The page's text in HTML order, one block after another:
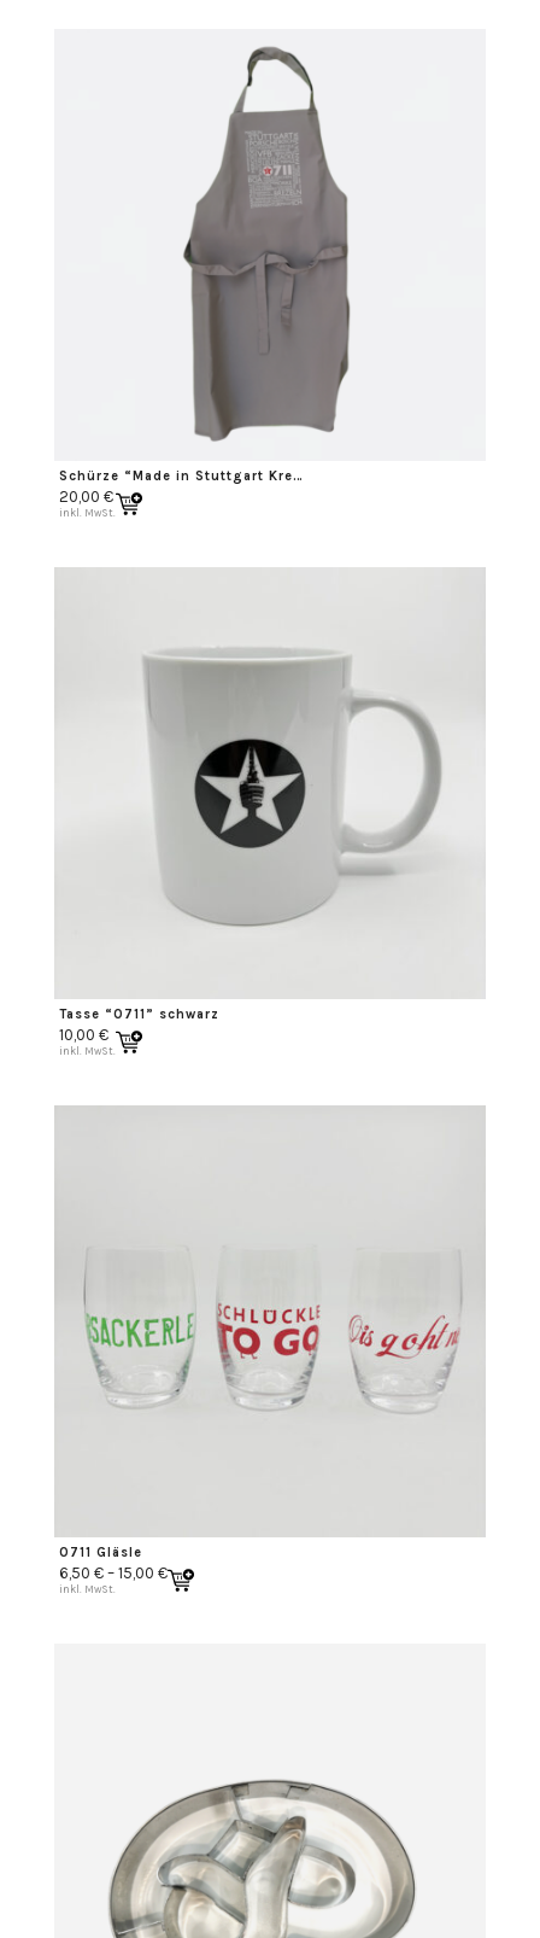
Schürze “Made in Stuttgart Kreuz und Quer”
20,00 €
inkl. MwSt.
Tasse “0711” schwarz
10,00 €
inkl. MwSt.
0711 Gläsle
6,50 € – 15,00 €
inkl. MwSt.